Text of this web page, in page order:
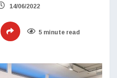
14/06/2022
5 minute read